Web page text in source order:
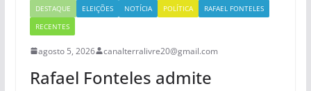
DESTAQUE ELEIÇÕES NOTÍCIA POLÍTICA
RAFAEL FONTELES
RECENTES
agosto 5, 2026 canalterralivre20@gmail.com
Rafael Fonteles admite